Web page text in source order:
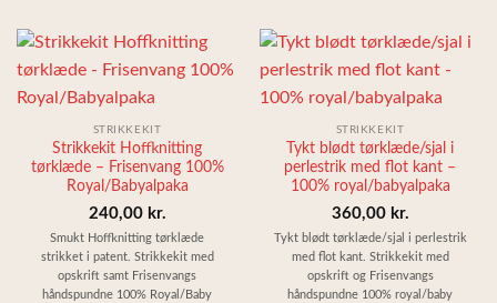
STRIKKEKIT
Strikkekit Hoffknitting
tørklæde – Frisenvang 100%
Royal/Babyalpaka
240,00 kr.
Smukt Hoffknitting tørklæde
strikket i patent. Strikkekit med
opskrift samt Frisenvangs
håndspundne 100% Royal/Baby
STRIKKEKIT
Tykt blødt tørklæde/sjal i
perlestrik med flot kant –
100% royal/babyalpaka
360,00 kr.
Tykt blødt tørklæde/sjal i perlestrik
med flot kant. Strikkekit med
opskrift og Frisenvangs
håndspundne 100% royal/baby